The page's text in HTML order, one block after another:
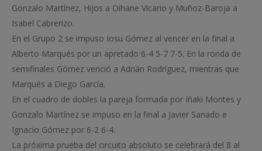
Gonzalo Martínez, Hijos a Oihane Vicario y Muñoz-Baroja a
Isabel Cabrerizo.
En el Grupo 2 se impuso Iosu Gómez al vencer en la final a
Alberto Marqués por un apretado 6-4 5-7 7-5. En la ronda de
semifinales Gómez venció a Adrián Rodríguez, mientras que
Marqués a Diego García.
En el cuadro de dobles la pareja formada por Iñaki Montes y
Gonzalo Martínez se impuso en la final a Javier Sanado e
Ignacio Gómez por 6-2 6-4.
La próxima prueba del circuito absoluto se celebrará del 8 al